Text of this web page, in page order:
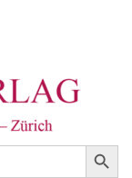
Search Button